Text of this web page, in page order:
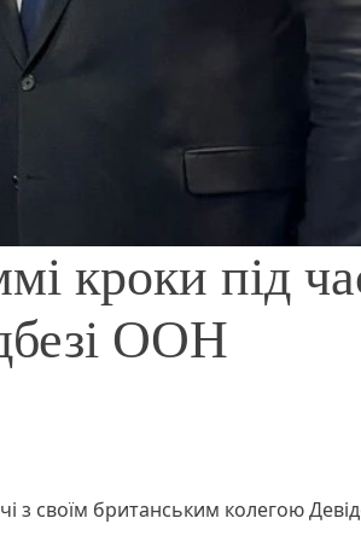
кроки під
ООН
з своїм британським колегою